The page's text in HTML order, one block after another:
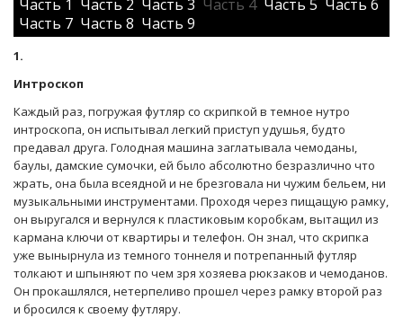
Часть 1 Часть 2 Часть 3 Часть 4 Часть 5 Часть 6
Часть 7 Часть 8 Часть 9
1.
Интроскоп
Каждый раз, погружая футляр со скрипкой в темное нутро
интроскопа, он испытывал легкий приступ удушья, будто
предавал друга. Голодная машина заглатывала чемоданы,
баулы, дамские сумочки, ей было абсолютно безразлично что
жрать, она была всеядной и не брезговала ни чужим бельем, ни
музыкальными инструментами. Проходя через пищащую рамку,
он выругался и вернулся к пластиковым коробкам, вытащил из
кармана ключи от квартиры и телефон. Он знал, что скрипка
уже вынырнула из темного тоннеля и потрепанный футляр
толкают и шпыняют по чем зря хозяева рюкзаков и чемоданов.
Он прокашлялся, нетерпеливо прошел через рамку второй раз
и бросился к своему футляру.